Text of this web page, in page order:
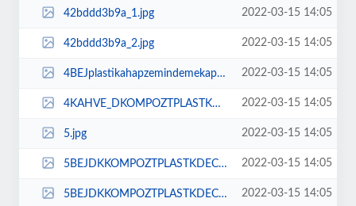
42bddd3b9a_1.jpg 2022-03-15 14:05
42bddd3b9a_2.jpg 2022-03-15 14:05
4BEJplastikahapzemindemekaplamawoodpvcepoksiwpcdeckingfloorbahefiyatlarparkef... 2022-03-15 14:05
4KAHVE_DKOMPOZTPLASTKDECKFYATLARIAHAPDEMEplastikhapdeckzeminkaplamafiyatlarka... 2022-03-15 14:05
5.jpg 2022-03-15 14:05
5BEJDKKOMPOZTPLASTKDECKFYATLARIAHAPplastikahapucuzistanbulfiyatlarBEJplastika... 2022-03-15 14:05
5BEJDKKOMPOZTPLASTKDECKFYATLARIAHAPplastikahapucuzistanbulfiyatlarBEJplastika... 2022-03-15 14:05